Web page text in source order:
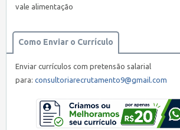
vale alimentação
Como Enviar o Currículo
Enviar currículos com pretensão salarial
para: consultoriarecrutamento9@gmail.com